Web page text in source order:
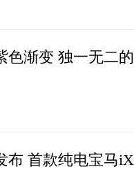
色渐变 独一无二
布 首款纯电宝马